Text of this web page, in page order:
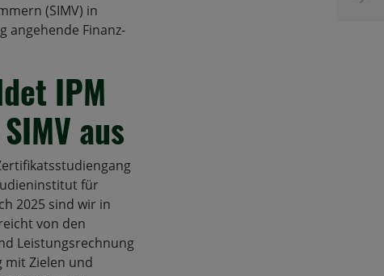
(SIMV) in
angehende Finanz-
IPM
aus
für
2025 sind wir in
von den
Leistungsrechnung
mit Zielen und